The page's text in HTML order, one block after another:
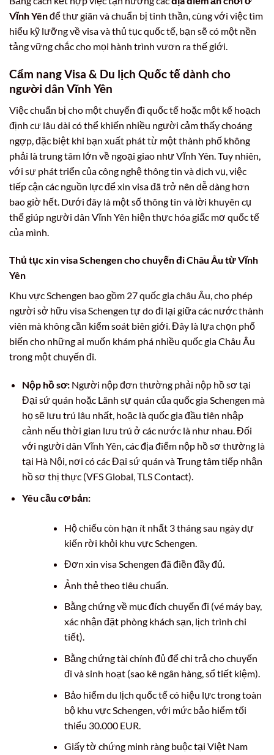
Vĩnh Yênđể thư giãn và chuẩn bị tinh thần, cùng với việc tìm
hiểu kỹ lưỡng về visa và thủ tục quốc tế, bạn sẽ có một nền
tảng vững chắc cho mọi hành trình vươn ra thế giới.
Cẩm nang Visa & Du lịch Quốc tế dành cho
người dân Vĩnh Yên
Việc chuẩn bị cho một chuyến đi quốc tế hoặc một kế hoạch
định cư lâu dài có thể khiến nhiều người cảm thấy choáng
ngợp, đặc biệt khi bạn xuất phát từ một thành phố không
phải là trung tâm lớn về ngoại giao như Vĩnh Yên. Tuy nhiên,
với sự phát triển của công nghệ thông tin và dịch vụ, việc
tiếp cận các nguồn lực để xin visa đã trở nên dễ dàng hơn
bao giờ hết. Dưới đây là một số thông tin và lời khuyên cụ
thể giúp người dân Vĩnh Yên hiện thực hóa giấc mơ quốc tế
của mình.
Thủ tục xin visa Schengen cho chuyến đi Châu Âu từ Vĩnh
Yên
Khu vực Schengen bao gồm 27 quốc gia châu Âu, cho phép
người sở hữu visa Schengen tự do đi lại giữa các nước thành
viên mà không cần kiểm soát biên giới. Đây là lựa chọn phổ
biến cho những ai muốn khám phá nhiều quốc gia Châu Âu
trong một chuyến đi.
Nộp hồ sơ:Người nộp đơn thường phải nộp hồ sơ tại
Đại sứ quán hoặc Lãnh sự quán của quốc gia Schengen mà
họ sẽ lưu trú lâu nhất, hoặc là quốc gia đầu tiên nhập
cảnh nếu thời gian lưu trú ở các nước là như nhau. Đối
với người dân Vĩnh Yên, các địa điểm nộp hồ sơ thường là
tại Hà Nội, nơi có các Đại sứ quán và Trung tâm tiếp nhận
hồ sơ thị thực (VFS Global, TLS Contact).
Yêu cầu cơ bản:
Hộ chiếu còn hạn ít nhất 3 tháng sau ngày dự
kiến rời khỏi khu vực Schengen.
Đơn xin visa Schengen đã điền đầy đủ.
Ảnh thẻ theo tiêu chuẩn.
Bằng chứng về mục đích chuyến đi (vé máy bay,
xác nhận đặt phòng khách sạn, lịch trình chi
tiết).
Bằng chứng tài chính đủ để chi trả cho chuyến
đi và sinh hoạt (sao kê ngân hàng, sổ tiết kiệm).
Bảo hiểm du lịch quốc tế có hiệu lực trong toàn
bộ khu vực Schengen, với mức bảo hiểm tối
thiểu 30.000 EUR.
Giấy tờ chứng minh ràng buộc tại Việt Nam